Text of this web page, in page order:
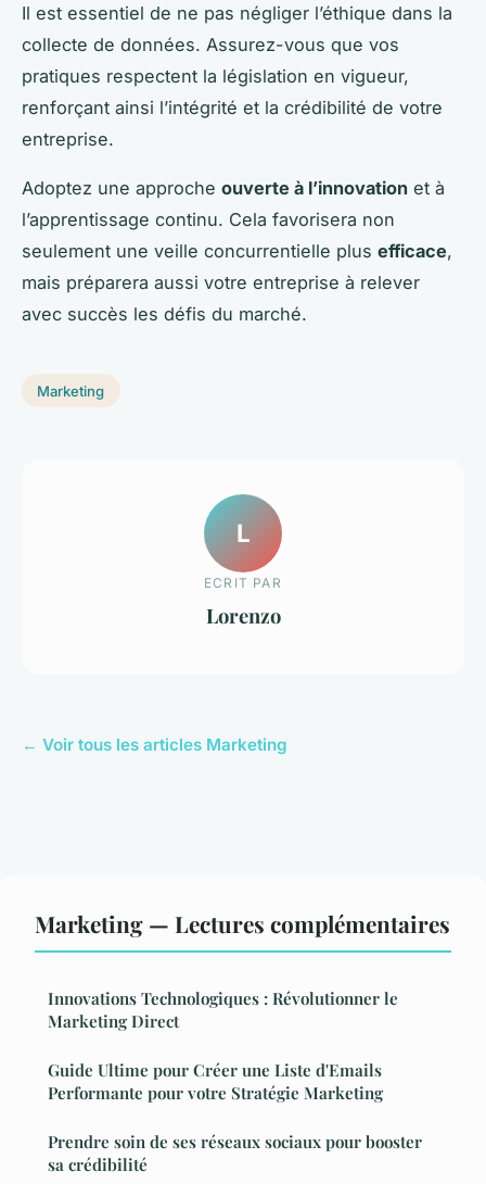
Il est essentiel de ne pas négliger l’éthique dans la
collecte de données. Assurez-vous que vos
pratiques respectent la législation en vigueur,
renforçant ainsi l’intégrité et la crédibilité de votre
entreprise.
Adoptez une approche ouverte à l’innovation et à
l’apprentissage continu. Cela favorisera non
seulement une veille concurrentielle plus efficace,
mais préparera aussi votre entreprise à relever
avec succès les défis du marché.
Marketing
L
ECRIT PAR
Lorenzo
← Voir tous les articles Marketing
Marketing — Lectures complémentaires
Innovations Technologiques : Révolutionner le
Marketing Direct
Guide Ultime pour Créer une Liste d'Emails
Performante pour votre Stratégie Marketing
Prendre soin de ses réseaux sociaux pour booster
sa crédibilité